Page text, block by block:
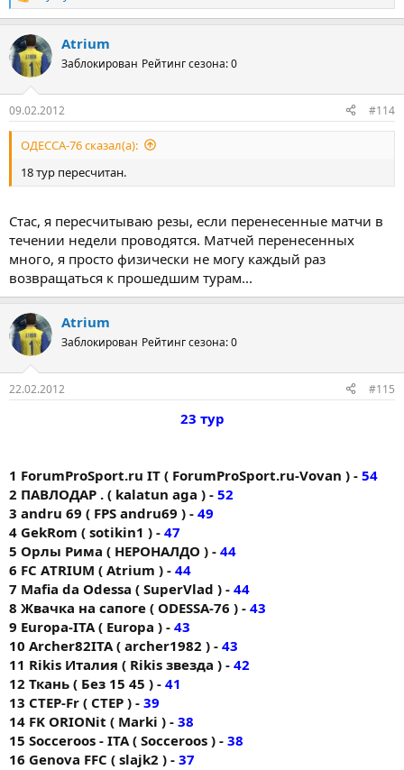
е
к
ц
и
Atrium
Заблокирован Рейтинг сезона: 0
09.02.2012 #114
ОДЕССА-76 сказал(а):
18 тур пересчитан.
Стас, я пересчитываю резы, если перенесенные матчи в
течении недели проводятся. Матчей перенесенных
много, я просто физически не могу каждый раз
возвращаться к прошедшим турам...
Atrium
Заблокирован Рейтинг сезона: 0
22.02.2012 #115
23 тур
1 ForumProSport.ru IT ( ForumProSport.ru-Vovan ) - 54
2 ПАВЛОДАР . ( kalatun aga ) - 52
3 andru 69 ( FPS andru69 ) - 49
4 GekRom ( sotikin1 ) - 47
5 Орлы Рима ( НЕРОНАЛДО ) - 44
6 FC АTRIUM ( Atrium ) - 44
7 Mafia da Odessa ( SuperVlad ) - 44
8 Жвачка на сапоге ( ODESSA-76 ) - 43
9 Europa-ITA ( Europa ) - 43
10 Archer82ITA ( archer1982 ) - 43
11 Rikis Италия ( Rikis звезда ) - 42
12 Ткань ( Без 15 45 ) - 41
13 CTEP-Fr ( CTEP ) - 39
14 FK ORIONit ( Markі ) - 38
15 Socceroos - ITA ( Socceroos ) - 38
16 Genova FFC ( slajk2 ) - 37